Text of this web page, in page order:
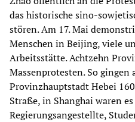
das historische sino-
stören. Am 17. Mai
Menschen in Beijing, viele
Arbeitsstätte. Achtzehn
Massenprotesten. So gingen
Provinzhauptstadt Hebei
Straße, in Shanghai waren
Regierungsangestellte,